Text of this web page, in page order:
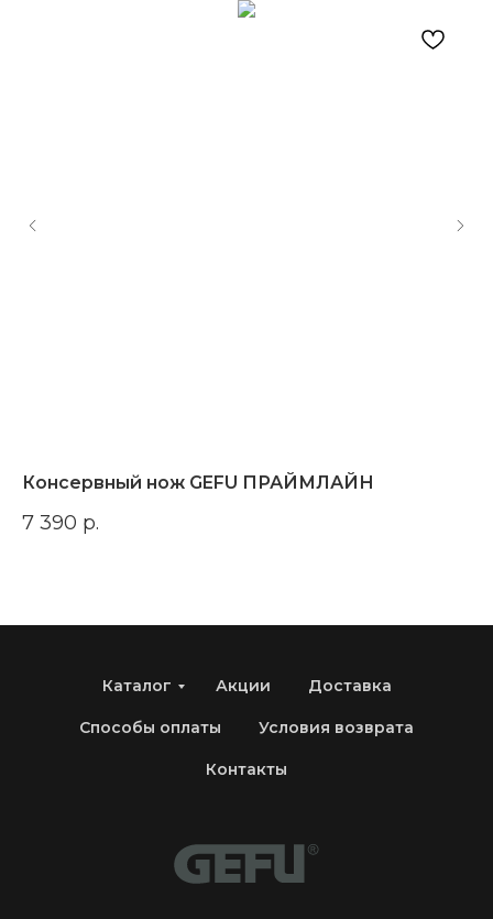
Консервный нож GEFU ПРАЙМЛАЙН
7 390 р.
Каталог Акции Доставка
Способы оплаты Условия возврата
Контакты